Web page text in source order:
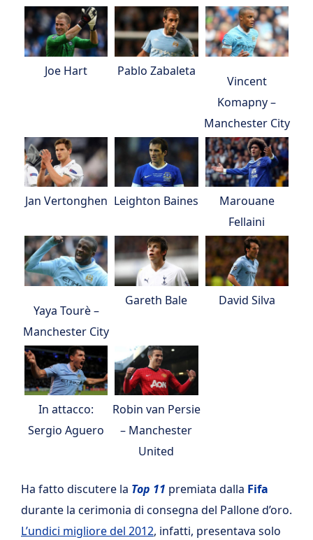
Joe Hart Pablo Zabaleta
Vincent
Komapny –
Manchester City
Jan Vertonghen Leighton Baines
Marouane
Fellaini
Yaya Tourè –
Manchester City
Gareth Bale David Silva
In attacco:
Sergio Aguero
Robin van Persie
– Manchester
United
Ha fatto discutere la Top 11 premiata dalla Fifa
durante la cerimonia di consegna del Pallone d’oro.
L’undici migliore del 2012, infatti, presentava solo